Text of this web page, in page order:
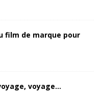
film de marque pour
voyage…